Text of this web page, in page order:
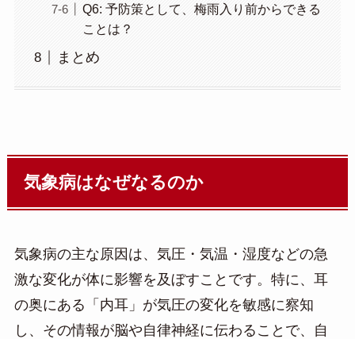
Q6: 予防策として、梅雨入り前からできる
ことは？
まとめ
気象病はなぜなるのか
気象病の主な原因は、気圧・気温・湿度などの急
激な変化が体に影響を及ぼすことです。特に、耳
の奥にある「内耳」が気圧の変化を敏感に察知
し、その情報が脳や自律神経に伝わることで、自